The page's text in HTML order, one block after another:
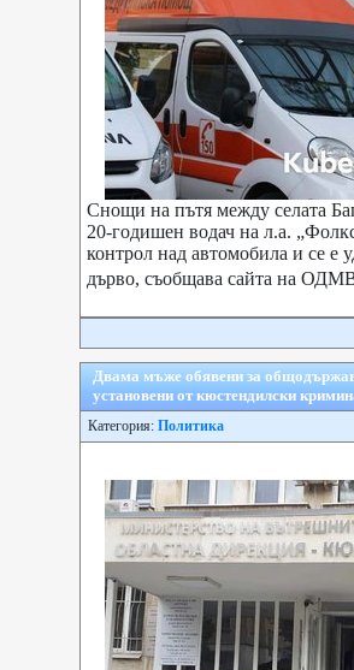
Снощи на пътя между селата
20-годишен водач на л.а.
контрол над автомобила и се е
дърво, съобщава сайта на
Двама мъже обявени за
установени от кюстендилски
Категория: Политика